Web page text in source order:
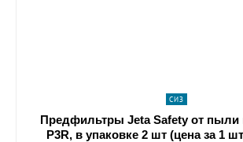
СИЗ
Предфильтры Jeta Safety от пыли
P3R, в упаковке 2 шт (цена за 1